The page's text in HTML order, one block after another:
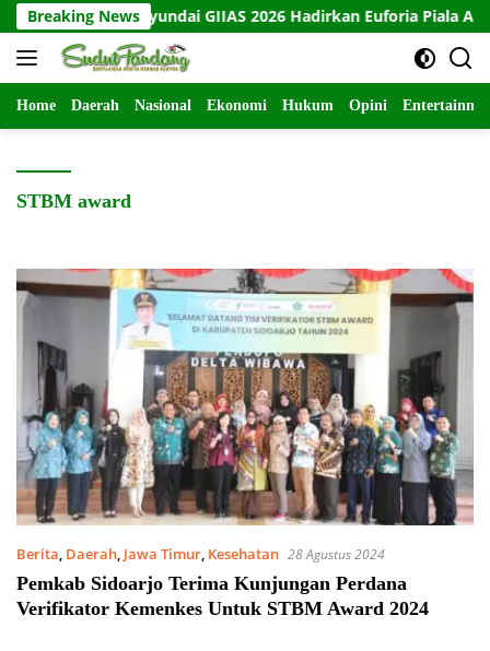
Langsung
ke
konten
Breaking News
Booth Hyundai GIIAS 2026 Hadirkan Euforia Piala AFF
Home Daerah Nasional Ekonomi Hukum Opini
STBM award
Berita, Daerah, Jawa Timur, Kesehatan 28 Agustus 2024
Pemkab Sidoarjo Terima Kunjungan Perdana
Verifikator Kemenkes Untuk STBM Award 2024